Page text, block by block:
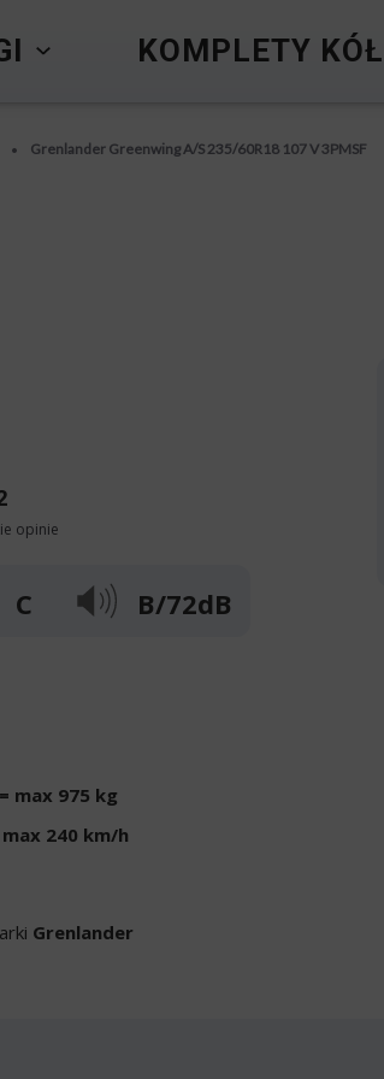
KOMPLETY KÓŁ
• Grenlander Greenwing A/S 235/60R18 107 V 3PMSF
opinie
C B/72dB
max 975 kg
max 240 km/h
Grenlander